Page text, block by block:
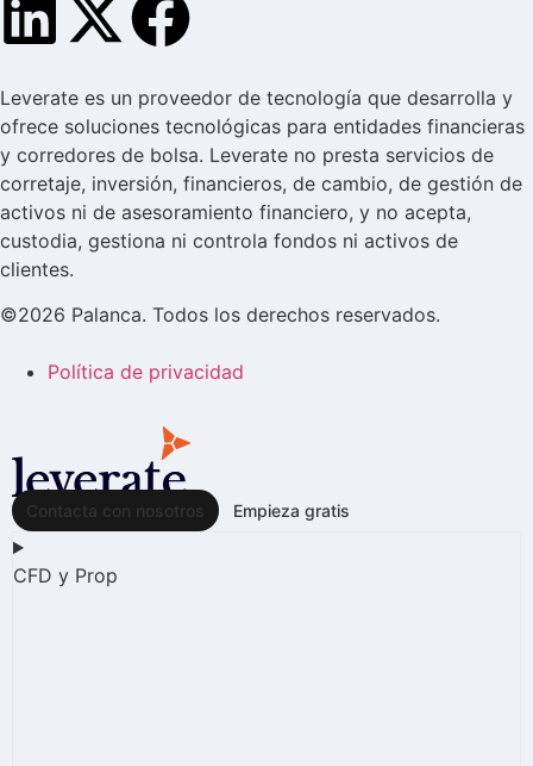
Leverate es un proveedor de tecnología que desarrolla y
ofrece soluciones tecnológicas para entidades financieras
y corredores de bolsa. Leverate no presta servicios de
corretaje, inversión, financieros, de cambio, de gestión de
activos ni de asesoramiento financiero, y no acepta,
custodia, gestiona ni controla fondos ni activos de
clientes.
©2026 Palanca. Todos los derechos reservados.
Política de privacidad
Contacta con nosotros Empieza gratis
CFD y Prop